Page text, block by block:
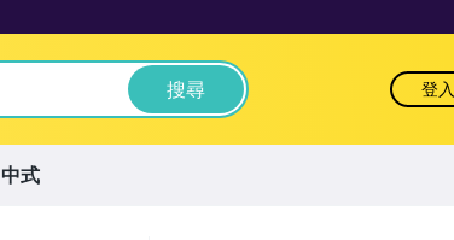
搜尋 登入
中式